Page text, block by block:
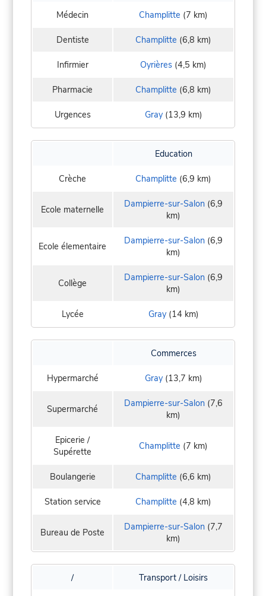
Médecin Champlitte (7 km)
Dentiste Champlitte (6,8 km)
Infirmier Oyrières (4,5 km)
Pharmacie Champlitte (6,8 km)
Urgences Gray(13,9 km)
Education
Crèche Champlitte (6,9 km)
Ecole maternelle Dampierre-sur-Salon (6,9
km)
Ecole élementaire Dampierre-sur-Salon (6,9
km)
Collège Dampierre-sur-Salon (6,9
km)
Lycée Gray(14 km)
Commerces
Hypermarché Gray(13,7 km)
Supermarché Dampierre-sur-Salon (7,6
km)
Epicerie /
Supérette
Champlitte (7 km)
Boulangerie Champlitte (6,6 km)
Station service Champlitte (4,8 km)
Bureau de Poste Dampierre-sur-Salon (7,7
km)
/ Transport / Loisirs